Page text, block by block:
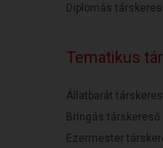
Diplomás
Tematikus
Állatbarát
Bringás társkereső
Ezermester